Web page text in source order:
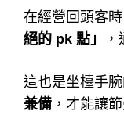
在經營回頭客
絕的 pk 點」
這也是坐檯手腕
兼備 ，才能讓